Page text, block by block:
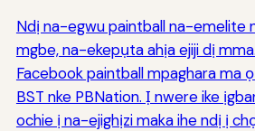
Ndị na-egwu paintball na-emelite
mgbe, na-ekepụta ahịa ejiji dị
Facebook paintball mpaghara ma
BST nke PBNation. Ị nwere ike
ochie ị na-ejighịzi maka ihe ndị ị